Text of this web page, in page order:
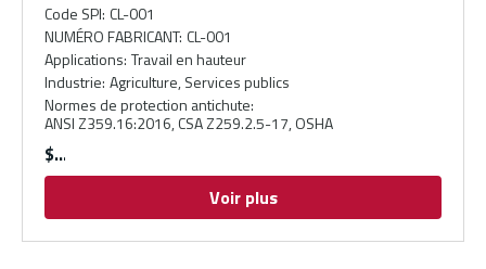
Code SPI: CL-001
NUMÉRO FABRICANT: CL-001
Applications: Travail en hauteur
Industrie: Agriculture, Services publics
Normes de protection antichute:
ANSI Z359.16:2016, CSA Z259.2.5-17, OSHA
$
Voir plus